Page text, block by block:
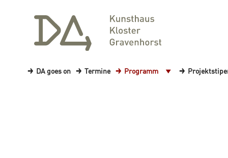
DA goes on Termine Programm